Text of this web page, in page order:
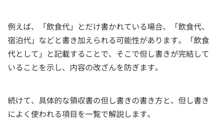
例えば、「飲食代」とだけ書かれている場合、「飲食代、
宿泊代」などと書き加えられる可能性があります。「飲食
代として」と記載することで、そこで但し書きが完結して
いることを示し、内容の改ざんを防ぎます。
続けて、具体的な領収書の但し書きの書き方と、但し書き
によく使われる項目を一覧で解説します。